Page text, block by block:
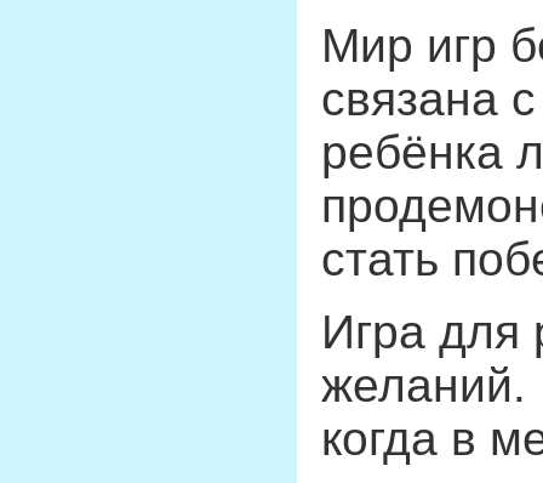
Мир игр
связана
ребёнка
стать
Игра для
желаний.
когда в